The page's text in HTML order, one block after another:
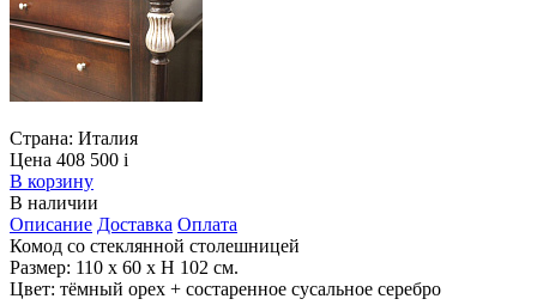
Страна: Италия
Цена 408 500 i
В корзину
В наличии
Описание Доставка Оплата
Комод со стеклянной столешницей
Размер: 110 х 60 х H 102 см.
Цвет: тёмный орех + состаренное сусальное серебро